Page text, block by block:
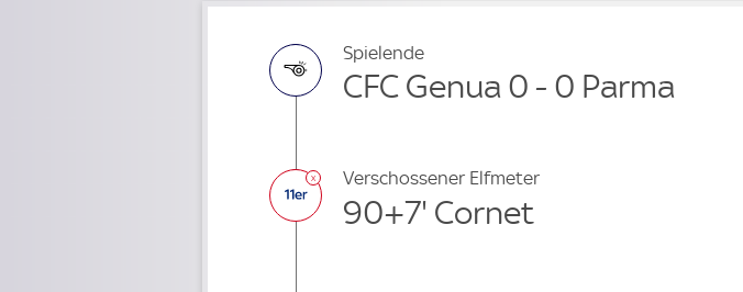
Spielende
CFC Genua 0 - 0 Parma
Verschossener Elfmeter
90+7' Cornet